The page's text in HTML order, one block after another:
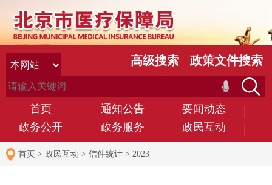
首页 通知公告
要闻动态
政务公开
政务服务 政民互动
高级搜索 政策文件搜索
首页 > 政民互动 > 信件统计 > 2023